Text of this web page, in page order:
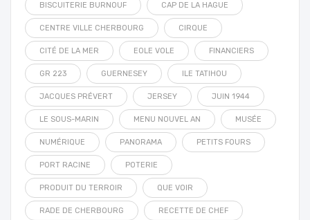
BISCUITERIE BURNOUF CAP DE LA HAGUE
CENTRE VILLE CHERBOURG CIRQUE
CITÉ DE LA MER EOLE VOLE FINANCIERS
GR 223 GUERNESEY ILE TATIHOU
JACQUES PRÉVERT JERSEY JUIN 1944
LE SOUS-MARIN MENU NOUVEL AN MUSÉE
NUMÉRIQUE PANORAMA PETITS FOURS
PORT RACINE POTERIE
PRODUIT DU TERROIR QUE VOIR
RADE DE CHERBOURG RECETTE DE CHEF